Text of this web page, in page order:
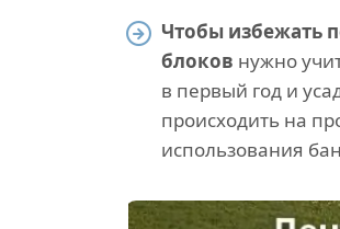
Чтобы избежать
блоков нужно
в первый год и
происходить на
использования